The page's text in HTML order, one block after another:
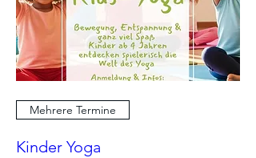
Mehrere Termine
Kinder Yoga